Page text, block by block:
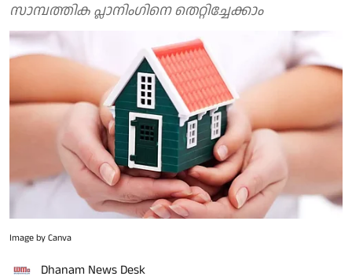
സാമ്പത്തിക പ്ലാനിംഗിനെ തെറ്റിച്ചേക്കാം
Image by Canva
Dhanam News Desk